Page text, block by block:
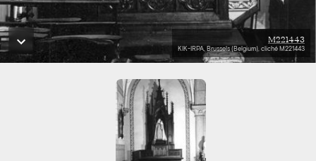
M221443
KIK-IRPA, Brussels (Belgium), cliché M221443